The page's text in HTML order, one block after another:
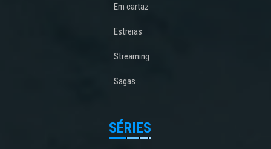
Em cartaz
Estreias
Streaming
Sagas
SÉRIES